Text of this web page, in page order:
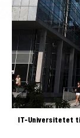
IT-Universitetet